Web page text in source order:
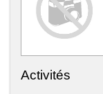
Activités